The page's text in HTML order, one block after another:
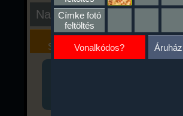
Nap kiértékelése
Kalória
Szimulátor
Szöveges
Értékelés
Címke fotó
feltöltés
Vonalkódos?